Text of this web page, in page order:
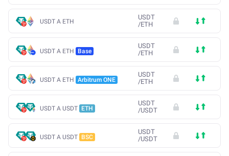
USDT A ETH
USDT
/ETH
USDT A ETH Base
USDT
/ETH
USDT A ETH Arbitrum ONE
USDT
/ETH
USDT A USDT ETH
USDT
/USDT
USDT A USDT BSC
USDT
/USDT